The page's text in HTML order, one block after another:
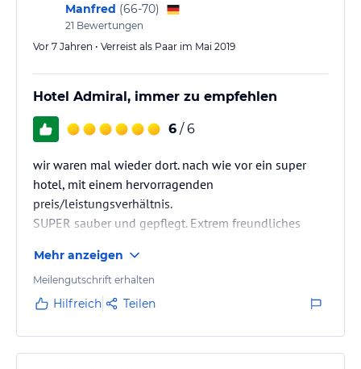
Manfred (66-70)
21 Bewertungen
Vor 7 Jahren • Verreist als Paar im Mai 2019
Hotel Admiral, immer zu empfehlen
6 / 6
wir waren mal wieder dort. nach wie vor ein super
hotel, mit einem hervorragenden
preis/leistungsverhältnis.
SUPER sauber und gepflegt. Extrem freundliches
immer wieder sehr gerne
Mehr anzeigen
Meilengutschrift erhalten
Hilfreich Teilen